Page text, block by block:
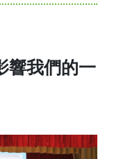
響我們的一